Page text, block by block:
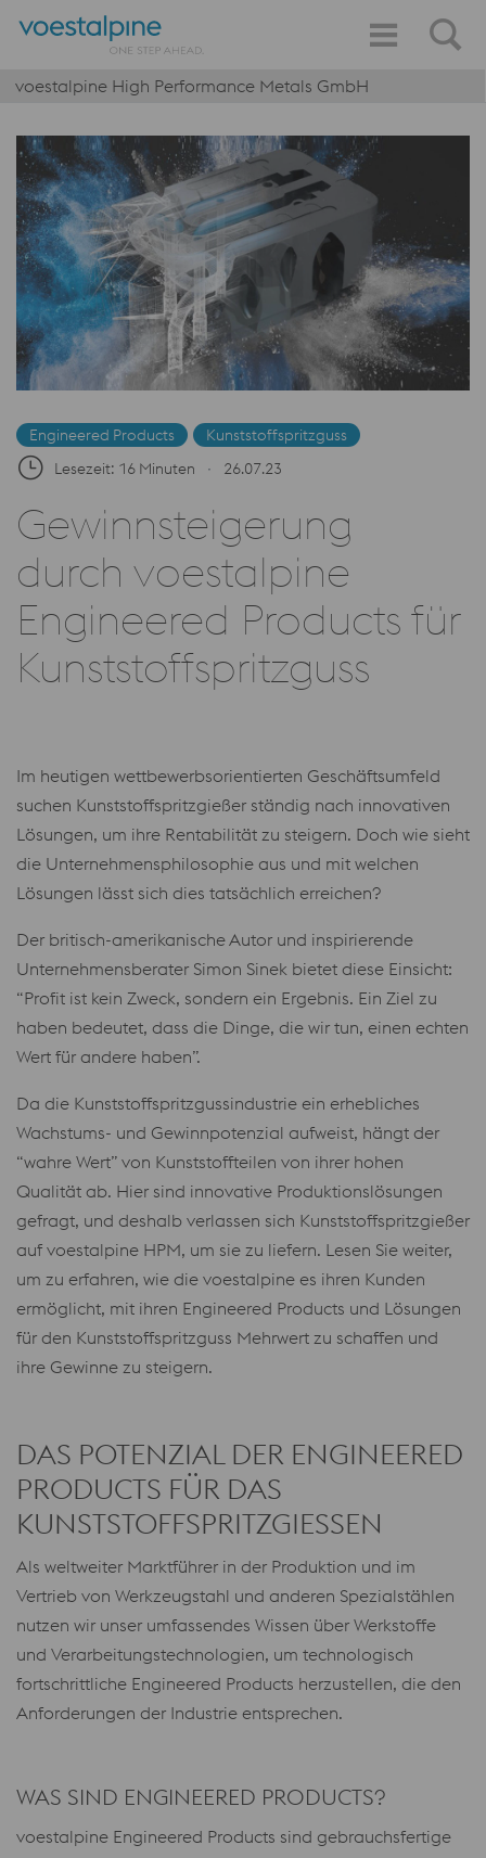
voestalpine High Performance Metals GmbH
Engineered Products
Kunststoffspritzguss
Lesezeit: 16 Minuten
∙ 26.07.23
Gewinnsteigerung
durch voestalpine
Engineered Products für
Kunststoffspritzguss
Im heutigen wettbewerbsorientierten Geschäftsumfeld
suchen Kunststoffspritzgießer ständig nach innovativen
Lösungen, um ihre Rentabilität zu steigern. Doch wie sieht
die Unternehmensphilosophie aus und mit welchen
Lösungen lässt sich dies tatsächlich erreichen?
Der britisch-amerikanische Autor und inspirierende
Unternehmensberater Simon Sinek bietet diese Einsicht:
“Profit ist kein Zweck, sondern ein Ergebnis. Ein Ziel zu
haben bedeutet, dass die Dinge, die wir tun, einen echten
Wert für andere haben”.
Da die Kunststoffspritzgussindustrie ein erhebliches
Wachstums- und Gewinnpotenzial aufweist, hängt der
“wahre Wert” von Kunststoffteilen von ihrer hohen
Qualität ab. Hier sind innovative Produktionslösungen
gefragt, und deshalb verlassen sich Kunststoffspritzgießer
auf voestalpine HPM, um sie zu liefern. Lesen Sie weiter,
um zu erfahren, wie die voestalpine es ihren Kunden
ermöglicht, mit ihren Engineered Products und Lösungen
für den Kunststoffspritzguss Mehrwert zu schaffen und
ihre Gewinne zu steigern.
DAS POTENZIAL DER ENGINEERED
PRODUCTS FÜR DAS
KUNSTSTOFFSPRITZGIESSEN
Als weltweiter Marktführer in der Produktion und im
Vertrieb von Werkzeugstahl und anderen Spezialstählen
nutzen wir unser umfassendes Wissen über Werkstoffe
und Verarbeitungstechnologien, um technologisch
fortschrittliche Engineered Products herzustellen, die den
Anforderungen der Industrie entsprechen.
WAS SIND ENGINEERED PRODUCTS?
voestalpine Engineered Products sind gebrauchsfertige